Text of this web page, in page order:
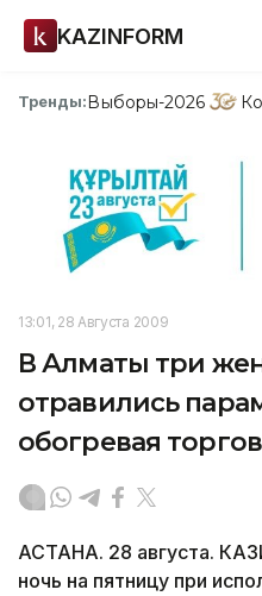
KAZINFORM
Тренды:Выборы-2026
13:01, 28 Августа 2009
В Алматы три
отравились
обогревая
АСТАНА. 28 августа.
ночь на пятницу при